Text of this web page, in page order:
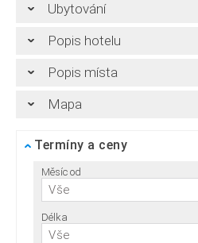
Ubytování
Popis hotelu
Popis místa
Mapa
Termíny a ceny
Měsíc od
Vše
Délka
Vše